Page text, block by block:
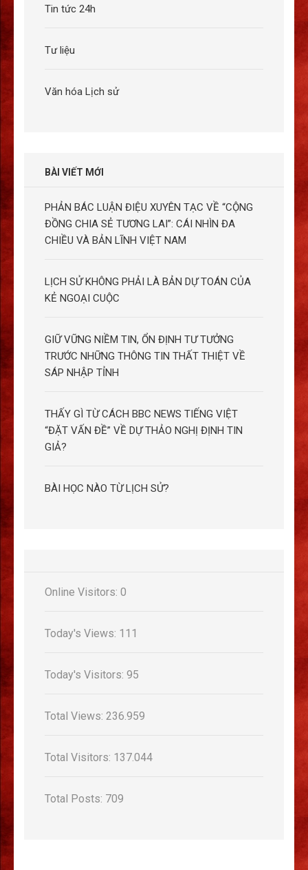
Tin tức 24h
Tư liệu
Văn hóa Lịch sử
BÀI VIẾT MỚI
PHẢN BÁC LUẬN ĐIỆU XUYÊN TẠC VỀ “CỘNG
ĐỒNG CHIA SẺ TƯƠNG LAI”: CÁI NHÌN ĐA
CHIỀU VÀ BẢN LĨNH VIỆT NAM
LỊCH SỬ KHÔNG PHẢI LÀ BẢN DỰ TOÁN CỦA
KẺ NGOẠI CUỘC
GIỮ VỮNG NIỀM TIN, ỔN ĐỊNH TƯ TƯỞNG
TRƯỚC NHỮNG THÔNG TIN THẤT THIỆT VỀ
SÁP NHẬP TỈNH
THẤY GÌ TỪ CÁCH BBC NEWS TIẾNG VIỆT
“ĐẶT VẤN ĐỀ” VỀ DỰ THẢO NGHỊ ĐỊNH TIN
GIẢ?
BÀI HỌC NÀO TỪ LỊCH SỬ?
Online Visitors: 0
Today's Views: 111
Today's Visitors: 95
Total Views: 236.959
Total Visitors: 137.044
Total Posts: 709